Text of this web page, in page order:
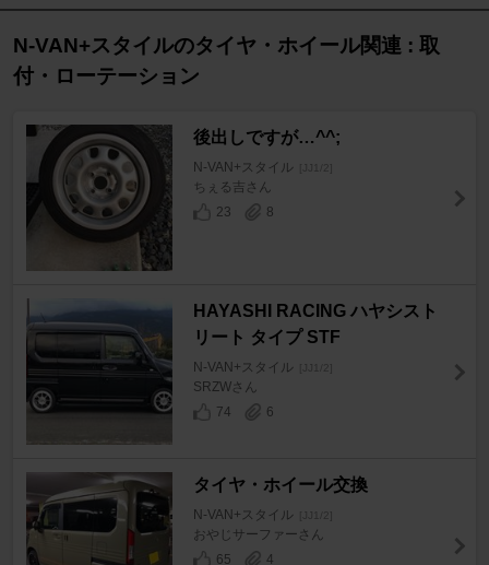
N-VAN+スタイルのタイヤ・ホイール関連 : 取
付・ローテーション
後出しですが…^^;
N-VAN+スタイル [JJ1/2]
ちぇる吉さん
23
8
HAYASHI RACING ハヤシスト
リート タイプ STF
N-VAN+スタイル [JJ1/2]
SRZWさん
74
6
タイヤ・ホイール交換
N-VAN+スタイル [JJ1/2]
おやじサーファーさん
65
4